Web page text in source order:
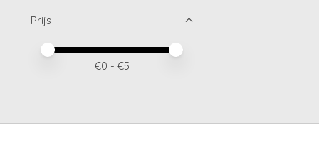
Prijs
Minimale prijswaarde
Price maximum value
€0 - €5